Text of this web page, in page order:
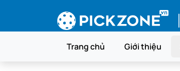
Trang chủ Giới thiệu